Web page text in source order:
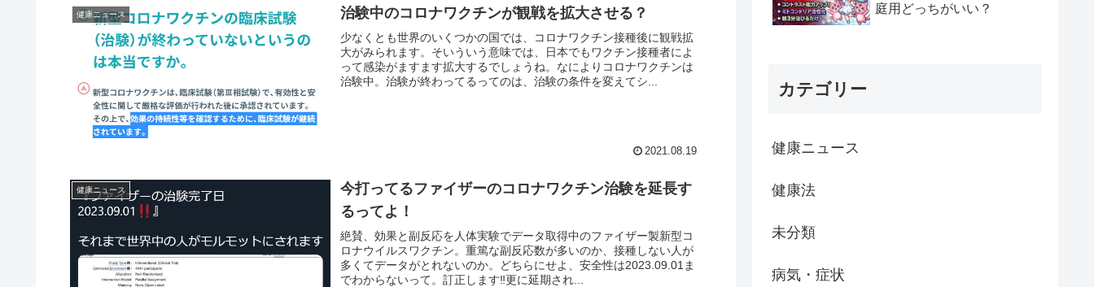
健康ニュース 治験中のコロナワクチンが観戦を拡大させる？
少なくとも世界のいくつかの国では、コロナワクチン接種後に観戦拡
大がみられます。そいういう意味では、日本でもワクチン接種者によ
って感染がますます拡大するでしょうね。なによりコロナワクチンは
治験中。治験が終わってるってのは、治験の条件を変えてシ...
2021.08.19
健康ニュース
今打ってるファイザーのコロナワクチン治験を延長す
るってよ！
絶賛、効果と副反応を人体実験でデータ取得中のファイザー製新型コ
ロナウイルスワクチン。重篤な副反応数が多いのか、接種しない人が
多くてデータがとれないのか。どちらにせよ、安全性は2023.09.01ま
でわからないって。訂正します‼️更に延期され...
庭用どっちがいい？
カテゴリー
健康ニュース
健康法
未分類
病気・症状